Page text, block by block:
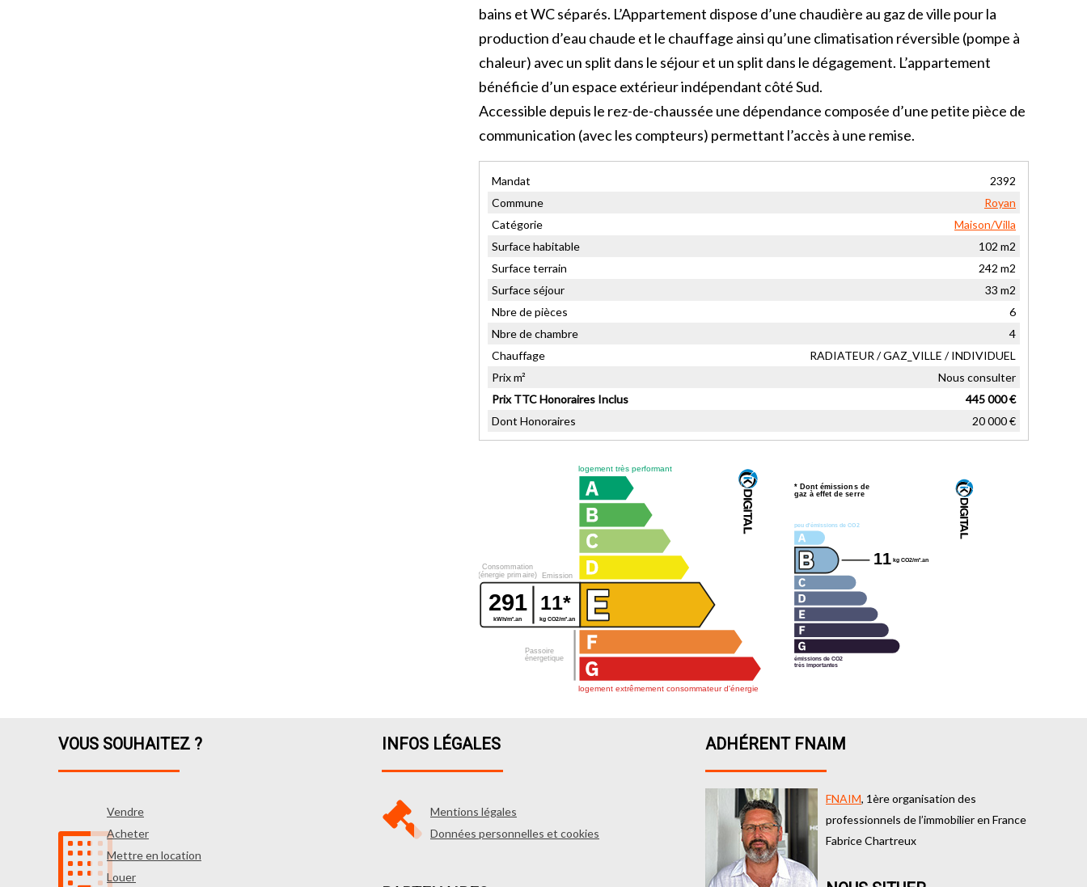
bains et WC séparés. L’Appartement dispose d’une chaudière au gaz de ville pour la
production d’eau chaude et le chauffage ainsi qu’une climatisation réversible (pompe à
chaleur) avec un split dans le séjour et un split dans le dégagement. L’appartement
bénéficie d’un espace extérieur indépendant côté Sud.
Accessible depuis le rez-de-chaussée une dépendance composée d’une petite pièce de
communication (avec les compteurs) permettant l’accès à une remise.
Mandat
2392
Commune
Royan
Catégorie
Maison/Villa
Surface habitable
102 m2
Surface terrain
242 m2
Surface séjour
33 m2
Nbre de pièces
6
Nbre de chambre
4
Chauffage
RADIATEUR / GAZ_VILLE / INDIVIDUEL
Prix m²
Nous consulter
Prix TTC Honoraires Inclus
445 000 €
Dont Honoraires
20 000 €
VOUS SOUHAITEZ ?
Vendre
Acheter
Mettre en location
Louer
INFOS LÉGALES
Mentions légales
Données personnelles et cookies
ADHÉRENT FNAIM
FNAIM, 1ère organisation des
professionnels de l’immobilier en France
Fabrice Chartreux